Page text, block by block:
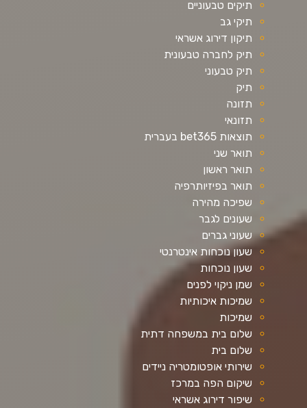
תיקים טבעוניים
תיקי גב
תיקון דירוג אשראי
תיק לחברה טבעונית
תיק טבעוני
תיק
תזונה
תזונאי
תוצאות bet365 בעברית
תואר שני
תואר ראשון
תואר בפיזיותרפיה
שפיכה מהירה
שעונים לגבר
שעוני גברים
שעון נוכחות אינטרנטי
שעון נוכחות
שמן ניקוי לפנים
שמיכות איכותיות
שמיכות
שלום בית במשפחה דתית
שלום בית
שירותי אופטומטריה ניידים
שיקום הפה במרכז
שיפור דירוג אשראי